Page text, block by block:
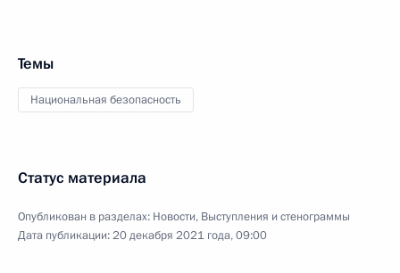
Темы
Национальная безопасность
Статус материала
Опубликован в разделах: Новости, Выступления и стенограммы
Дата публикации:20 декабря 2021 года, 09:00